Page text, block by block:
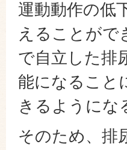
運動動作の低
えることがで
で自立した排
能になること
きるようにな
そのため、排